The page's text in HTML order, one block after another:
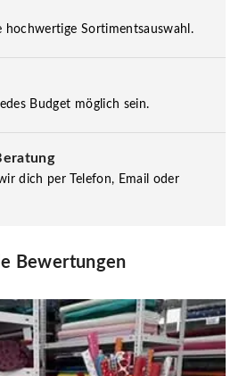
hochwertige Sortimentsauswahl.
Budget möglich sein.
dich per Telefon, Email oder
Bewertungen